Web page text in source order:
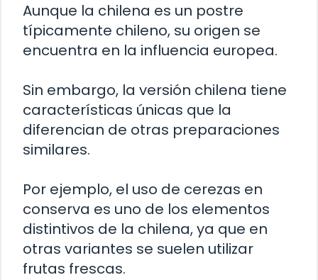
Aunque la chilena es un postre
típicamente chileno, su origen se
encuentra en la influencia europea.
Sin embargo, la versión chilena tiene
características únicas que la
diferencian de otras preparaciones
similares.
Por ejemplo, el uso de cerezas en
conserva es uno de los elementos
distintivos de la chilena, ya que en
otras variantes se suelen utilizar
frutas frescas.